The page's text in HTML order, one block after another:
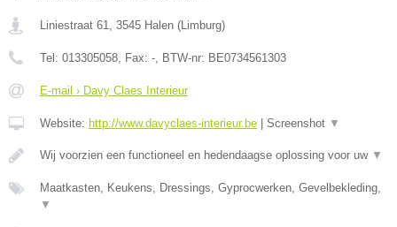
Liniestraat 61, 3545 Halen (Limburg)
Tel: 013305058, Fax: -, BTW-nr: BE0734561303
E-mail › Davy Claes Interieur
Website: http://www.davyclaes-interieur.be Screenshot ▼
Wij voorzien een functioneel en hedendaagse oplossing voor uw ▼
Maatkasten, Keukens, Dressings, Gyprocwerken, Gevelbekleding,
▼